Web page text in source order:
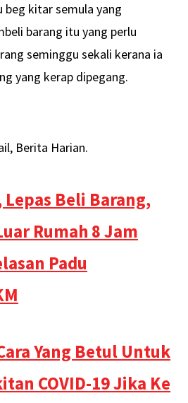
beg kitar semula yang
barang itu yang perlu
seminggu sekali kerana ia
yang kerap dipegang.
Berita Harian.
Lepas Beli Barang,
Rumah 8 Jam
Padu
Yang Betul Untuk
COVID-19 Jika Ke